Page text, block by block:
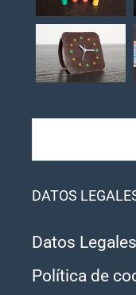
DATOS
Datos
Política de